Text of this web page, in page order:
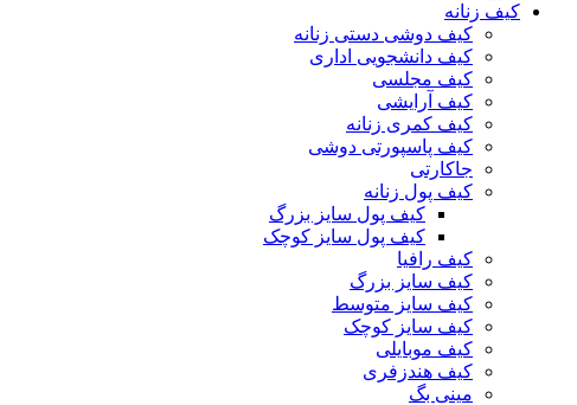
کیف زنانه
کیف دوشی دستی زنانه
کیف دانشجویی اداری
کیف مجلسی
کیف آرایشی
کیف کمری زنانه
کیف پاسپورتی دوشی
جاکارتی
کیف پول زنانه
کیف پول سایز بزرگ
کیف پول سایز کوچک
کیف رافیا
کیف سایز بزرگ
کیف سایز متوسط
کیف سایز کوچک
کیف موبایلی
کیف هندزفری
مینی بگ